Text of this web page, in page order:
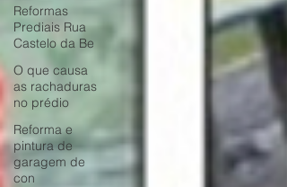
Reformas
Prediais Rua
Castelo da Be
O que causa
as rachaduras
no prédio
Reforma e
pintura de
garagem de
con